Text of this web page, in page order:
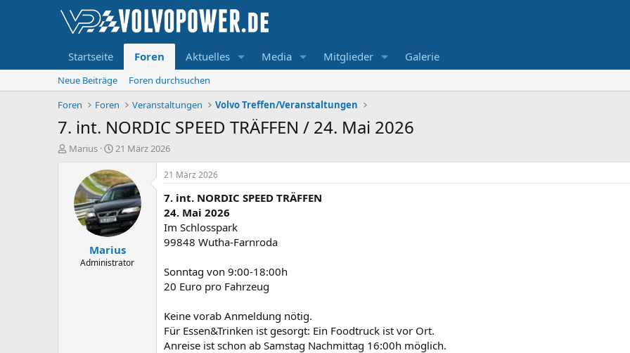
Startseite Foren Aktuelles Media Mitglieder Galerie
Neue Beiträge
Foren durchsuchen
Foren
Foren Veranstaltungen Volvo Treffen/Veranstaltungen
7. int. NORDIC SPEED TRÄFFEN / 24. Mai 2026
E
Marius
E
s
t
e
l
l
t
a
m
21 März 2026
Marius
Administrator
21 März 2026
7. int. NORDIC SPEED TRÄFFEN
24. Mai 2026
Im Schlosspark
99848 Wutha-Farnroda
Sonntag von 9:00-18:00h
20 Euro pro Fahrzeug
Keine vorab Anmeldung nötig.
Für Essen&Trinken ist gesorgt: Ein Foodtruck ist vor Ort.
Anreise ist schon ab Samstag Nachmittag 16:00h möglich.